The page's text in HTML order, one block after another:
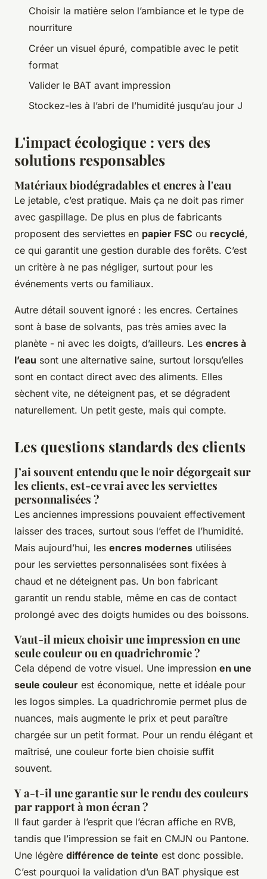
Choisir la matière selon l’ambiance et le type de
nourriture
Créer un visuel épuré, compatible avec le petit
format
Valider le BAT avant impression
Stockez-les à l’abri de l’humidité jusqu’au jour J
L'impact écologique : vers des
solutions responsables
Matériaux biodégradables et encres à l'eau
Le jetable, c’est pratique. Mais ça ne doit pas rimer
avec gaspillage. De plus en plus de fabricants
proposent des serviettes en papier FSC ou recyclé,
ce qui garantit une gestion durable des forêts. C’est
un critère à ne pas négliger, surtout pour les
événements verts ou familiaux.
Autre détail souvent ignoré : les encres. Certaines
sont à base de solvants, pas très amies avec la
planète - ni avec les doigts, d’ailleurs. Les encres à
l’eau sont une alternative saine, surtout lorsqu’elles
sont en contact direct avec des aliments. Elles
sèchent vite, ne déteignent pas, et se dégradent
naturellement. Un petit geste, mais qui compte.
Les questions standards des clients
J’ai souvent entendu que le noir dégorgeait sur
les clients, est-ce vrai avec les serviettes
personnalisées ?
Les anciennes impressions pouvaient effectivement
laisser des traces, surtout sous l’effet de l’humidité.
Mais aujourd’hui, les encres modernes utilisées
pour les serviettes personnalisées sont fixées à
chaud et ne déteignent pas. Un bon fabricant
garantit un rendu stable, même en cas de contact
prolongé avec des doigts humides ou des boissons.
Vaut-il mieux choisir une impression en une
seule couleur ou en quadrichromie ?
Cela dépend de votre visuel. Une impression en une
seule couleur est économique, nette et idéale pour
les logos simples. La quadrichromie permet plus de
nuances, mais augmente le prix et peut paraître
chargée sur un petit format. Pour un rendu élégant et
maîtrisé, une couleur forte bien choisie suffit
souvent.
Y a-t-il une garantie sur le rendu des couleurs
par rapport à mon écran ?
Il faut garder à l’esprit que l’écran affiche en RVB,
tandis que l’impression se fait en CMJN ou Pantone.
Une légère différence de teinte est donc possible.
C’est pourquoi la validation d’un BAT physique est